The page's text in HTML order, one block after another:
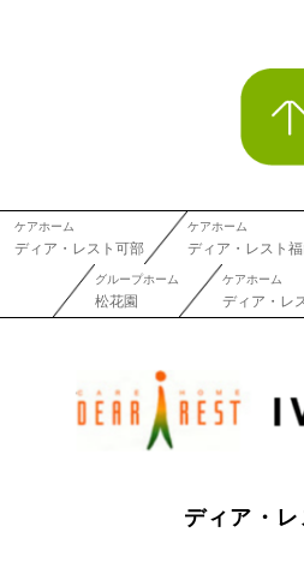
ケアホーム
ディア・レスト可部
ケアホーム
ディア・レスト
グループホーム
松花園
ケアホーム
ディア・レ
ディア・レ